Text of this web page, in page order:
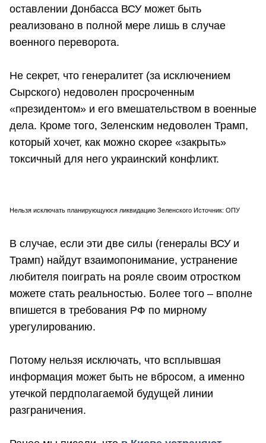
оставлении Донбасса ВСУ может быть
реализовано в полной мере лишь в случае
военного переворота.
Не секрет, что генералитет (за исключением
Сырского) недоволен просроченным
«президентом» и его вмешательством в военные
дела. Кроме того, Зеленским недоволен Трамп,
который хочет, как можно скорее «закрыть»
токсичный для него украинский конфликт.
Нельзя исключать планирующуюся ликвидацию Зеленского Источник: ОПУ
В случае, если эти две силы (генералы ВСУ и
Трамп) найдут взаимопонимание, устранение
любителя поиграть на рояле своим отростком
можете стать реальностью. Более того – вполне
впишется в требования РФ по мирному
урегулированию.
Потому нельзя исключать, что всплывшая
информация может быть не вбросом, а именно
утечкой пердполагаемой будущей линии
разграничения.